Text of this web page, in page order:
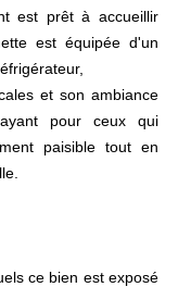
est prêt à accueillir
est équipée d'un
et son ambiance
pour ceux qui
paisible tout en
ce bien est exposé